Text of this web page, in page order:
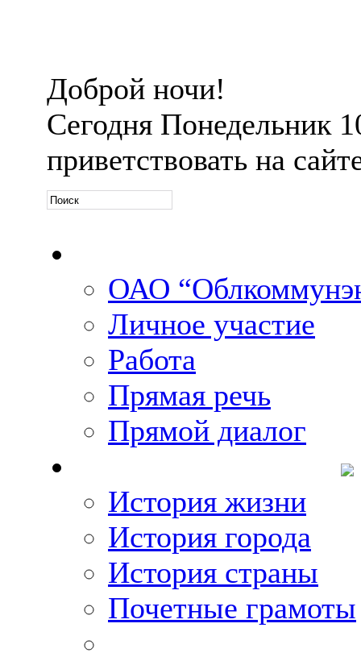
Доброй ночи!
Сегодня Понедельник
приветствовать на
ОАО
Личное участие
Работа
Прямая речь
Прямой диалог
История жизни
История города
История страны
Почетные грамоты